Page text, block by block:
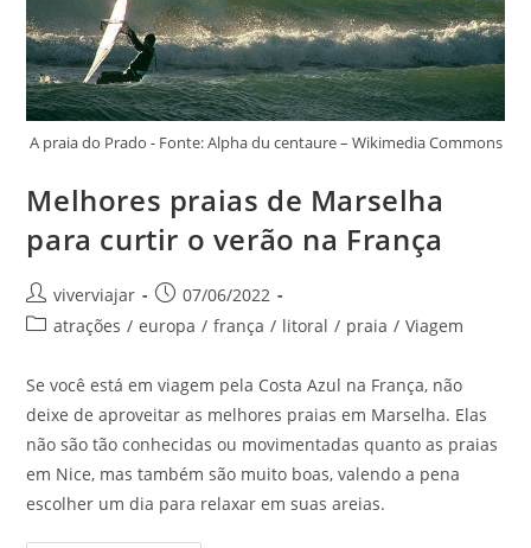
A praia do Prado - Fonte: Alpha du centaure – Wikimedia Commons
Melhores praias de Marselha
para curtir o verão na França
Autor
do
viverviajar
Post
publicado:
07/06/2022
Categoria
post:
atrações / europa / frança / litoral / praia / Viagem
Se você está em viagem pela Costa Azul na França, não
deixe de aproveitar as melhores praias em Marselha. Elas
não são tão conhecidas ou movimentadas quanto as praias
em Nice, mas também são muito boas, valendo a pena
escolher um dia para relaxar em suas areias.